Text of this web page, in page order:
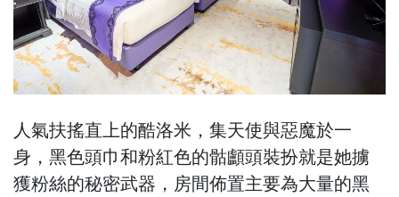
人氣扶搖直上的酷洛米，集天使與惡魔於一
身，黑色頭巾和粉紅色的骷顱頭裝扮就是她擄
獲粉絲的秘密武器，房間佈置主要為大量的黑